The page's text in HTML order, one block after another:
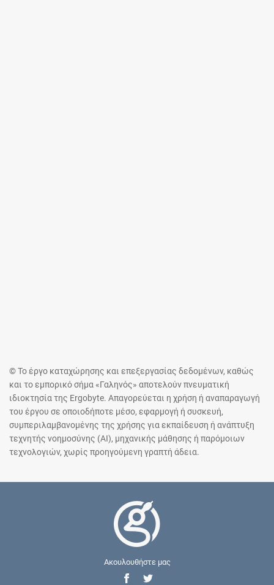
© Το έργο καταχώρησης και επεξεργασίας δεδομένων, καθώς
και το εμπορικό σήμα «Γαληνός» αποτελούν πνευματική
ιδιοκτησία της Ergobyte. Απαγορεύεται η χρήση ή αναπαραγωγή
του έργου σε οποιοδήποτε μέσο, εφαρμογή ή συσκευή,
συμπεριλαμβανομένης της χρήσης για εκπαίδευση ή ανάπτυξη
τεχνητής νοημοσύνης (AI), μηχανικής μάθησης ή παρόμοιων
τεχνολογιών, χωρίς προηγούμενη γραπτή άδεια.
Ακουλουθήστε μας